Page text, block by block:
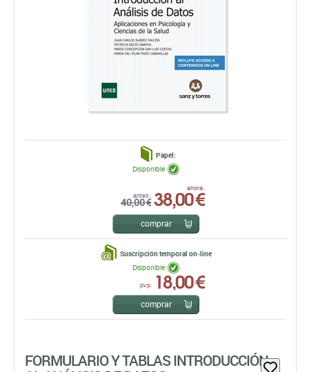
Papel:
antes:
40,00 €
ahora:
38,00 €
Disponible
comprar
Suscripción temporal on-line
pvp. 18,00 €
Disponible
comprar
FORMULARIO Y TABLAS INTRODUCCIÓN